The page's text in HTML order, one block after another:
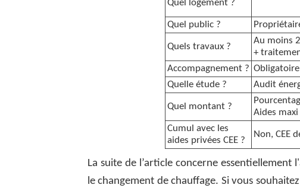
Quel logement ?
Quel public ?
Quels travaux ?
Au moins
+
Accompagnement ? Obligatoire
Quelle étude ?
Audit
Quel montant ?
Aides
Cumul avec les
aides privées CEE ?
Non, CEE
La suite de l’article concerne
le changement de chauffage. Si vous